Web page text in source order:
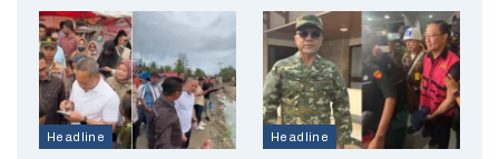
Headline Headline